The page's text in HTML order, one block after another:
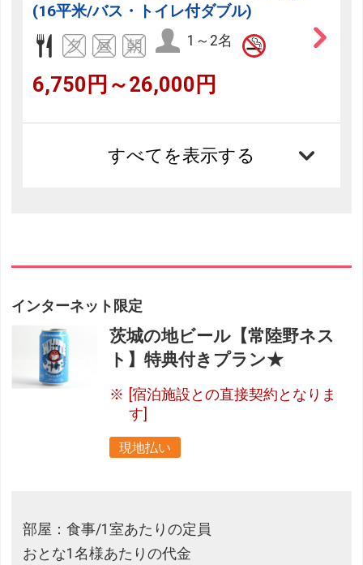
(16平米/バス・トイレ付ダブル)
1～2名
6,750円～26,000円
すべてを表示する
インターネット限定
茨城の地ビール【常陸野ネス
ト】特典付きプラン★
[宿泊施設との直接契約となりま
す]
現地払い
部屋：食事/1室あたりの定員
おとな1名様あたりの代金